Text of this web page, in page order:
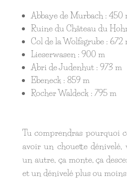
Abbaye de Murbach : 450
Ruine du Château du
Col de la Wolfsgrube : 672
Lieserwasen : 900 m
Abri de Judenhut : 973 m
Ebeneck : 859 m
Rocher Waldeck : 795 m
Tu comprendras pourquoi
avoir un chouette
un autre, ça monte, ça
et un dénivelé plus ou